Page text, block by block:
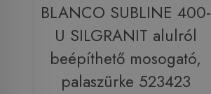
BLANCO SUBLINE 400-
U SILGRANIT alulról
beépíthető mosogató,
palaszürke 523423